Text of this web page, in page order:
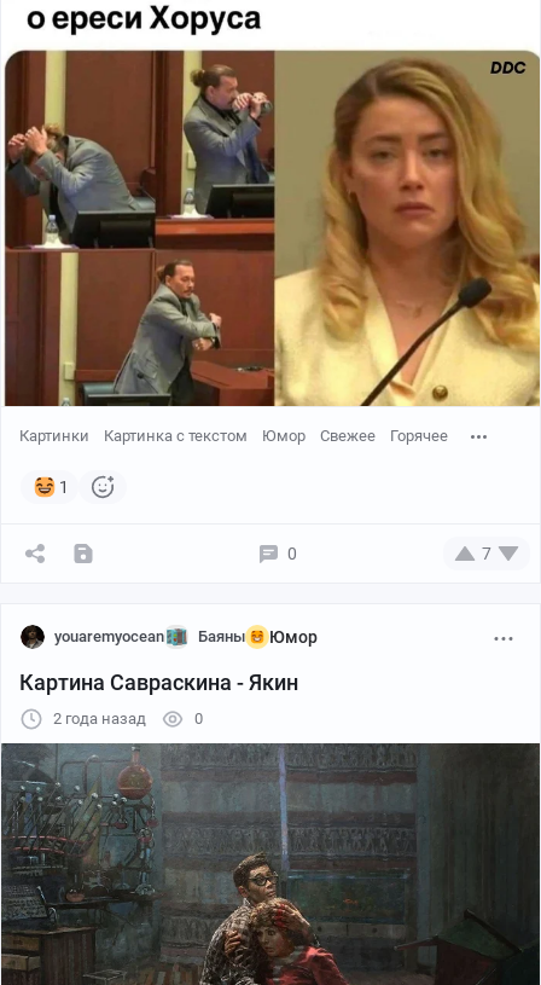
Картинки Картинка с текстом Юмор Свежее Горячее
1
0 7
youaremyocean Баяны Юмор
Картина Савраскина - Якин
2 года назад 0